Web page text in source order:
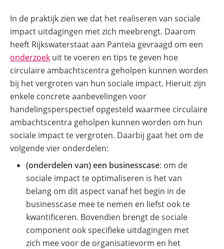
In de praktijk zien we dat het realiseren van sociale
impact uitdagingen met zich meebrengt. Daarom
heeft Rijkswaterstaat aan Panteia gevraagd om een
onderzoek(opent
in
nieuw
venster)
uit te voeren en tips te geven hoe
circulaire ambachtscentra geholpen kunnen worden
bij het vergroten van hun sociale impact. Hieruit zijn
enkele concrete aanbevelingen voor
handelingsperspectief opgesteld waarmee circulaire
ambachtscentra geholpen kunnen worden om hun
sociale impact te vergroten. Daarbij gaat het om de
volgende vier onderdelen:
(onderdelen van) een businesscase: om de
sociale impact te optimaliseren is het van
belang om dit aspect vanaf het begin in de
businesscase mee te nemen en liefst ook te
kwantificeren. Bovendien brengt de sociale
component ook specifieke uitdagingen met
zich mee voor de organisatievorm en het